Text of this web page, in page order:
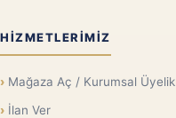
HIZMETLERIMIZ
Mağaza Aç / Kurumsal Üyelik
İlan Ver